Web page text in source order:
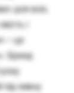
для всіх,
і
– це
пивну